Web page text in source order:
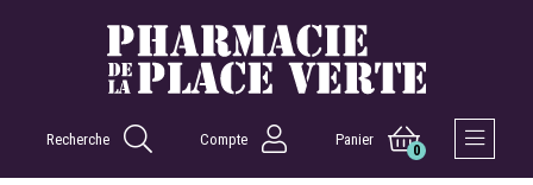
Recherche Compte Panier
0